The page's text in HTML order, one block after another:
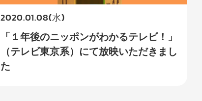
2020.01.08(水)
「１年後のニッポンがわかるテレビ！」
（テレビ東京系）にて放映いただきまし
た